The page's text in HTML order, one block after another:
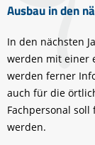
Ausbau in den
In den nächsten
werden mit einer
werden ferner
auch für die
Fachpersonal
werden.